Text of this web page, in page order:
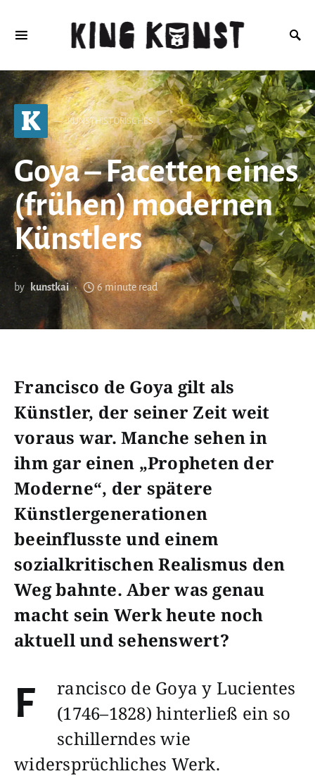
K KUNSTHISTORISCHES
Goya – Facetten eines
(frühen) modernen
Künstlers
by kunstkai 6 minute read
Francisco de Goya gilt als
Künstler, der seiner Zeit weit
voraus war. Manche sehen in
ihm gar einen „Propheten der
Moderne“, der spätere
Künstlergenerationen
beeinflusste und einem
sozialkritischen Realismus den
Weg bahnte. Aber was genau
macht sein Werk heute noch
aktuell und sehenswert?
F
rancisco de Goya y Lucientes
(1746–1828) hinterließ ein so
schillerndes wie
widersprüchliches Werk.